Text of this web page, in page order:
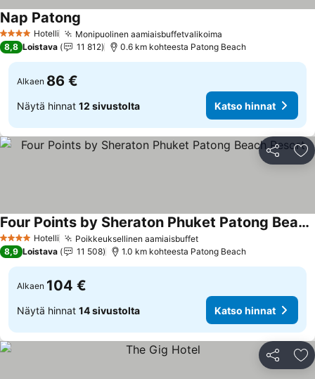
4 Tähtiluokitus
Hotelli Monipuolinen aamiaisbuffetvalikoima
Nap Patong
8,8 Loistava 11 812 0.6 km kohteesta Patong Beach
Alkaen 86 €
Näytä hinnat 12 sivustolta Katso hinnat
Jaa
4 Tähtiluokitus
Hotelli Poikkeuksellinen aamiaisbuffet
Four Points by Sheraton Phuket Patong Beach Resort
8,9 Loistava 11 508 1.0 km kohteesta Patong Beach
Alkaen 104 €
Näytä hinnat 14 sivustolta Katso hinnat
Jaa